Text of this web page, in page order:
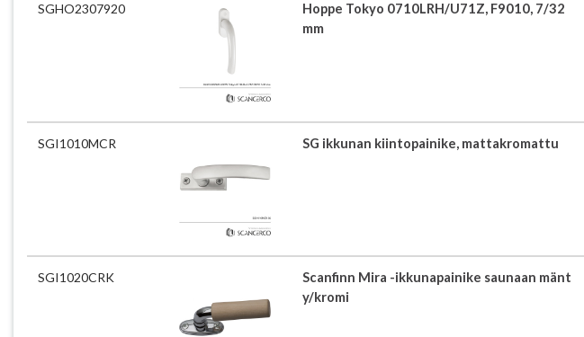
SGHO2307920
Hoppe Tokyo 0710LRH/U71Z, F9010, 7/32
mm
SGI1010MCR SG ikkunan kiintopainike, mattakromattu
SGI1020CRK
Scanfinn Mira -ikkunapainike saunaan mänt
y/kromi